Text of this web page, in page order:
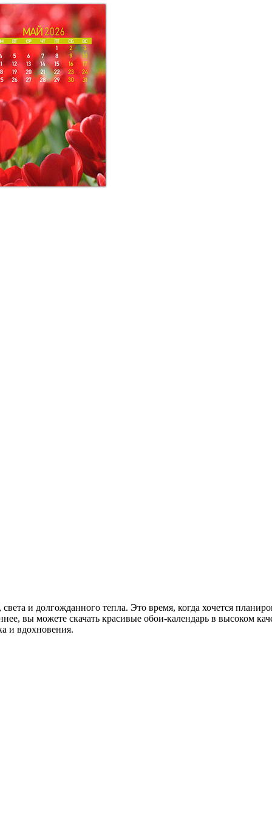
и долгожданного тепла. Это время, когда хочется
вы можете скачать красивые обои‑календарь в высоком
и вдохновения.